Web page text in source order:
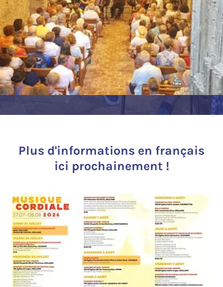
Plus d'informations en français
ici prochainement !